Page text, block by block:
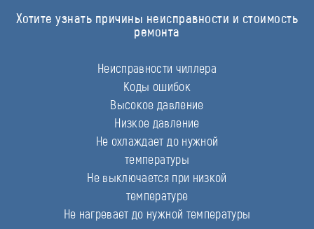
Хотите узнать причины неисправности и стоимость
ремонта
Неисправности чиллера
Коды ошибок
Высокое давление
Низкое давление
Не охлаждает до нужной
температуры
Не выключается при низкой
температуре
Не нагревает до нужной температуры